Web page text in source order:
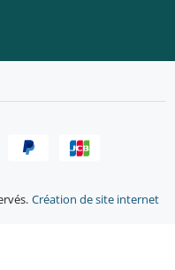
Création de site internet